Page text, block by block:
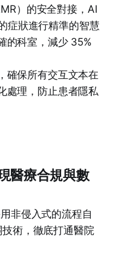
）的安全對接，AI
症狀進行精準的智慧
的科室，減少 35%
確保所有交互文本在
處理，防止患者隱私
醫療合規與數
非侵入式的流程自
術，徹底打通醫院